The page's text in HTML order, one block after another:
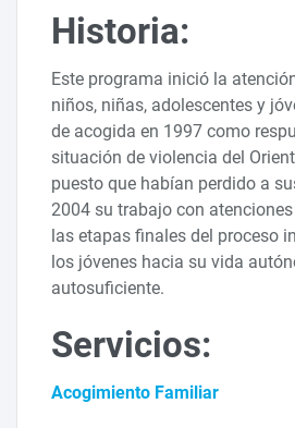
Historia:
Este programa inició la
niños, niñas, adolescentes y
de acogida en 1997 como
situación de violencia del
puesto que habían perdido a
2004 su trabajo con
las etapas finales del proceso
los jóvenes hacia su vida
autosuficiente.
Servicios:
Acogimiento Familiar